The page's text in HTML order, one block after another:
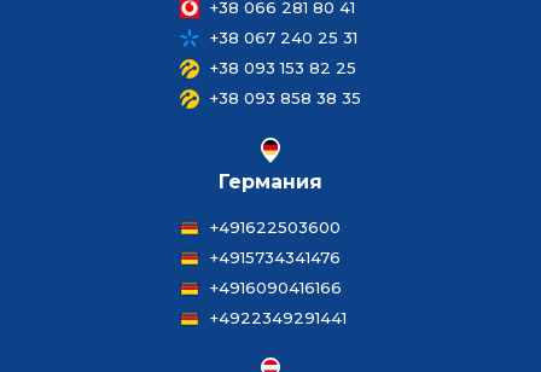
+38 066 281 80 41
+38 067 240 25 31
+38 093 153 82 25
+38 093 858 38 35
Германия
+491622503600
+4915734341476
+4916090416166
+4922349291441